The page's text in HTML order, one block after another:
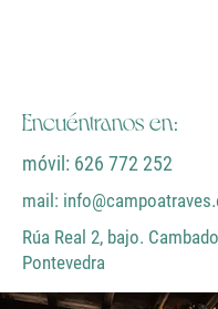
Encuéntranos en:
móvil: 626 772 252
mail:
Rúa Real 2, bajo.
Pontevedra